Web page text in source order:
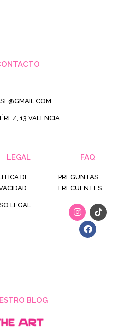
13 VALENCIA
LEGAL
DE
LEGAL
FAQ
PREGUNTAS
FRECUENTES
I
n
s
t
T
i
k
F
a
c
e
b
BLOG